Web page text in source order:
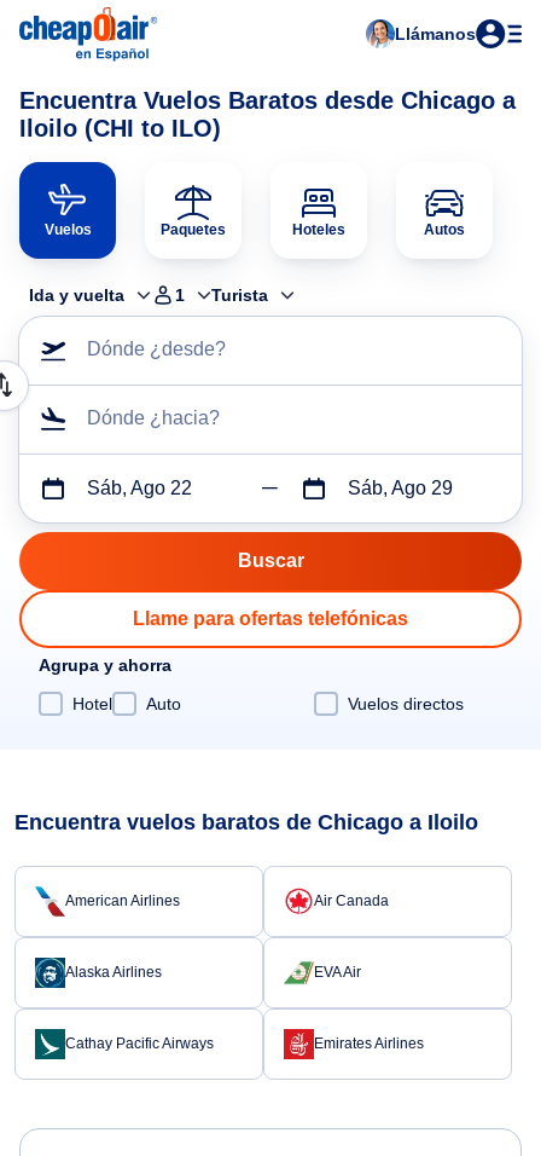
Llámanos
Encuentra Vuelos Baratos desde Chicago a
Iloilo (CHI to ILO)
Vuelos Paquetes Hoteles Autos
Ida y vuelta 1 Turista
Dónde ¿desde?
Dónde ¿hacia?
Sáb, Ago 22 Sáb, Ago 29
Llame para ofertas telefónicas
Agrupa y ahorra
Hotel
Auto Vuelos directos
Encuentra vuelos baratos de Chicago a Iloilo
American Airlines Air Canada
Alaska Airlines EVA Air
Cathay Pacific Airways Emirates Airlines